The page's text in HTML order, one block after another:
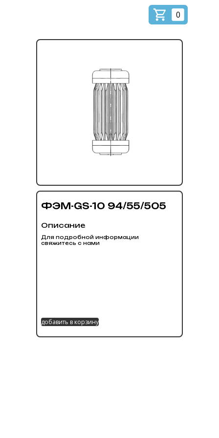
0
ФЭМ-GS-10 94/55/505
Описание
Для подробной информации
свяжитесь с нами
добавить в корзину